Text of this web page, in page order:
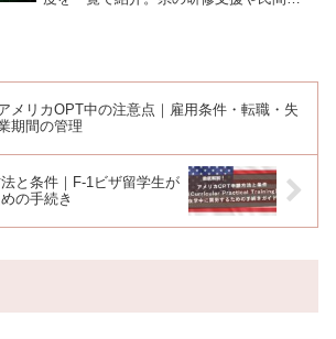
メリカOPT中の注意点｜雇用条件・転職・失
期間の管理
と条件｜F-1ビザ留学生が
の手続き